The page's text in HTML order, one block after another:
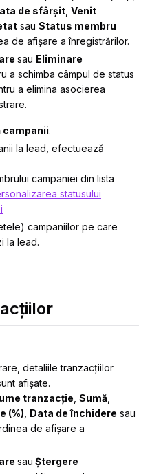
de sfârșit Venit
sau Status membru
de afișare a înregistrărilor.
sau Eliminare
a schimba câmpul de status
a elimina asocierea
campanii.
la lead , efectuează
campaniei din lista
statusului
campaniilor pe care
la lead.
, detaliile tranzacțiilor
afișate.
tranzacție Sumă
(%) Data de închidere sau
de afișare a
sau Ștergere